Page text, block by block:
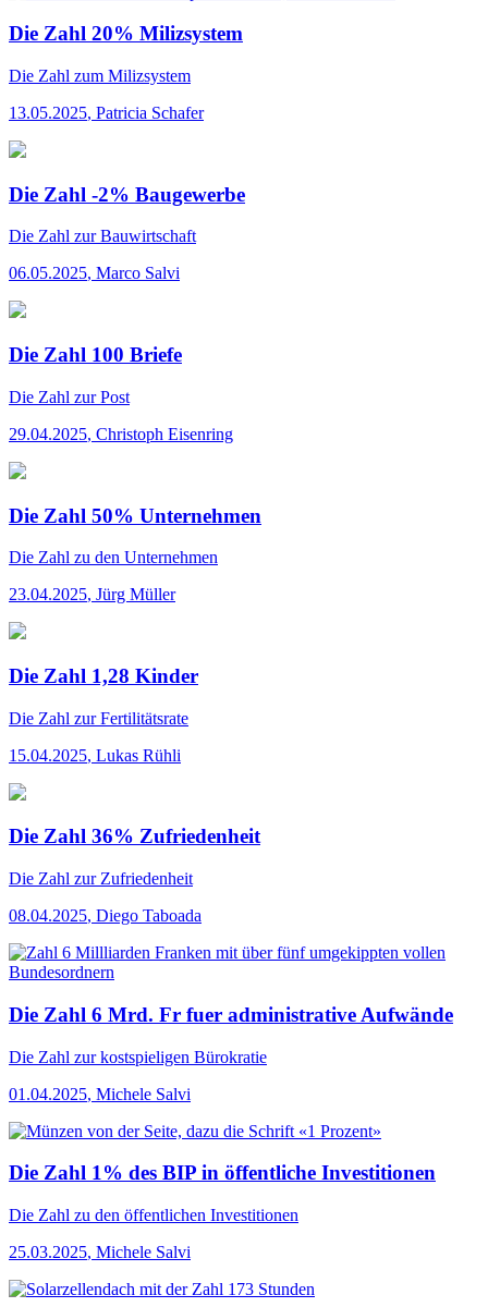
Die Zahl 20% Milizsystem
Die Zahl zum Milizsystem
13.05.2025, Patricia Schafer
Die Zahl -2% Baugewerbe
Die Zahl zur Bauwirtschaft
06.05.2025, Marco Salvi
Die Zahl 100 Briefe
Die Zahl zur Post
29.04.2025, Christoph Eisenring
Die Zahl 50% Unternehmen
Die Zahl zu den Unternehmen
23.04.2025, Jürg Müller
Die Zahl 1,28 Kinder
Die Zahl zur Fertilitätsrate
15.04.2025, Lukas Rühli
Die Zahl 36% Zufriedenheit
Die Zahl zur Zufriedenheit
08.04.2025, Diego Taboada
Die Zahl 6 Mrd. Fr fuer administrative Aufwände
Die Zahl zur kostspieligen Bürokratie
01.04.2025, Michele Salvi
Die Zahl 1% des BIP in öffentliche Investitionen
Die Zahl zu den öffentlichen Investitionen
25.03.2025, Michele Salvi